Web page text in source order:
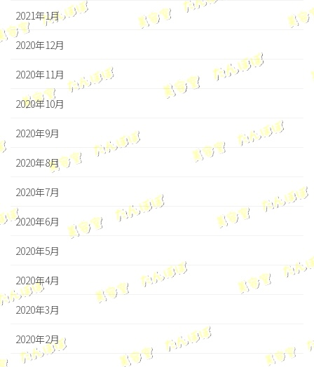
2021年1月
2020年12月
2020年11月
2020年10月
2020年9月
2020年8月
2020年7月
2020年6月
2020年5月
2020年4月
2020年3月
2020年2月